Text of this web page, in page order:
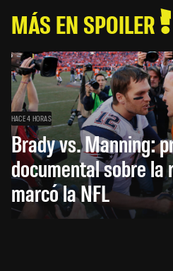
MÁS EN SPOILER
HACE 4 HORAS
Brady vs. Manning:
documental sobre la
marcó la NFL